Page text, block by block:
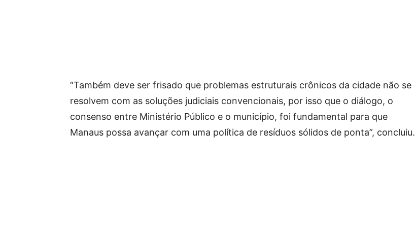
“Também deve ser frisado que problemas estruturais crônicos da cidade não se
resolvem com as soluções judiciais convencionais, por isso que o diálogo, o
consenso entre Ministério Público e o município, foi fundamental para que
Manaus possa avançar com uma política de resíduos sólidos de ponta”, concluiu.